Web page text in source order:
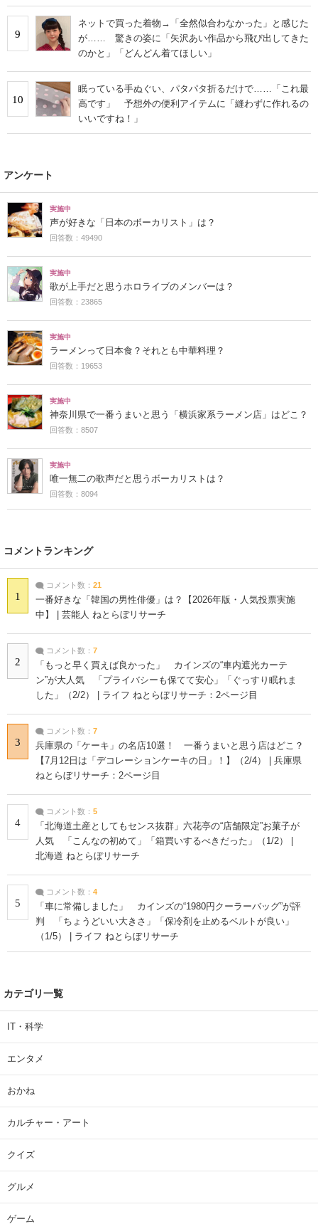
9
ネットで買った着物→「全然似合わなかった」と感じた
が…… 驚きの姿に「矢沢あい作品から飛び出してきた
のかと」「どんどん着てほしい」
10
眠っている手ぬぐい、パタパタ折るだけで……「これ最
高です」 予想外の便利アイテムに「縫わずに作れるの
いいですね！」
アンケート
実施中
声が好きな「日本のボーカリスト」は？
回答数：49490
実施中
歌が上手だと思うホロライブのメンバーは？
回答数：23865
実施中
ラーメンって日本食？それとも中華料理？
回答数：19653
実施中
神奈川県で一番うまいと思う「横浜家系ラーメン店」はどこ？
回答数：8507
実施中
唯一無二の歌声だと思うボーカリストは？
回答数：8094
コメントランキング
1
コメント数： 21
一番好きな「韓国の男性俳優」は？【2026年版・人気投票実施
中】 | 芸能人 ねとらぼリサーチ
2
コメント数： 7
「もっと早く買えば良かった」 カインズの“車内遮光カーテ
ン”が大人気 「プライバシーも保てて安心」「ぐっすり眠れま
した」（2/2） | ライフ ねとらぼリサーチ：2ページ目
3
コメント数： 7
兵庫県の「ケーキ」の名店10選！ 一番うまいと思う店はどこ？
【7月12日は「デコレーションケーキの日」！】（2/4） | 兵庫県
ねとらぼリサーチ：2ページ目
4
コメント数： 5
「北海道土産としてもセンス抜群」六花亭の“店舗限定”お菓子が
人気 「こんなの初めて」「箱買いするべきだった」（1/2） |
北海道 ねとらぼリサーチ
5
コメント数： 4
「車に常備しました」 カインズの“1980円クーラーバッグ”が評
判 「ちょうどいい大きさ」「保冷剤を止めるベルトが良い」
（1/5） | ライフ ねとらぼリサーチ
カテゴリ一覧
IT・科学
エンタメ
おかね
カルチャー・アート
クイズ
グルメ
ゲーム